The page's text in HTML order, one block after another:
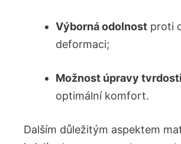
Výborná odolnost proti
deformaci;
Možnost úpravy tvrdosti
optimální komfort.
Dalším důležitým aspektem